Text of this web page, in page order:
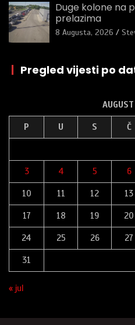
Duge kolone na
prelazima
8 Augusta, 2026
| Pregled vijesti po
P U S Č
3 4 5 6
10 11 12 13
17 18 19 20
24 25 26 27
31
« jul